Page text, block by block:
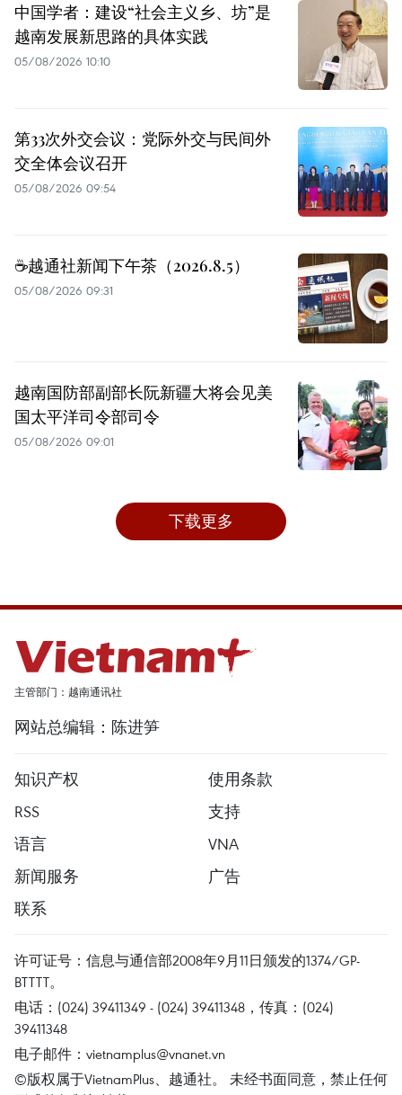
中国学者：建设“社会主义乡、坊”是
越南发展新思路的具体实践
05/08/2026 10:10
第33次外交会议：党际外交与民间外
交全体会议召开
05/08/2026 09:54
☕️越通社新闻下午茶（2026.8.5）
05/08/2026 09:31
越南国防部副部长阮新疆大将会见美
国太平洋司令部司令
05/08/2026 09:01
下载更多
主管部门：越南通讯社
网站总编辑：陈进笋
知识产权
使用条款
RSS
支持
语言
VNA
新闻服务
广告
联系
许可证号：信息与通信部2008年9月11日颁发的1374/GP-
BTTTT。
电话：(024) 39411349 - (024) 39411348，传真：(024)
39411348
电子邮件： vietnamplus@vnanet.vn
©版权属于VietnamPlus、越通社。 未经书面同意，禁止任何